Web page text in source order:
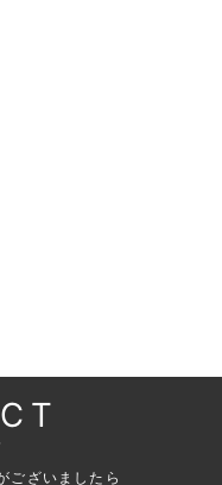
ございましたら